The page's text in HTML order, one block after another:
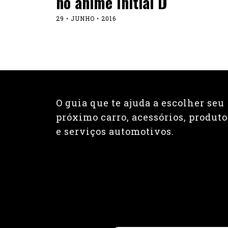
29 • JUNHO • 2016
O guia que te ajuda a escolher seu
próximo carro, acessórios,
e serviços automotivos.